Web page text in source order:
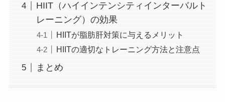
HIIT（ハイインテンシティインターバルト
レーニング）の効果
HIITが脂肪肝対策に与えるメリット
HIITの適切なトレーニング方法と注意点
まとめ